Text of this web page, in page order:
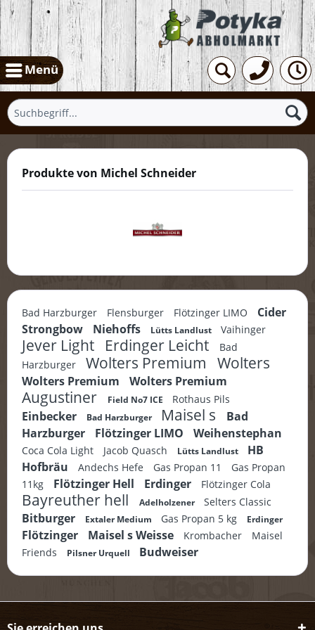
Menü
Produkte von Michel Schneider
Bad Harzburger Flensburger Flötzinger LIMO
Cider
Strongbow
Niehoffs Lütts Landlust Vaihinger
Jever Light Erdinger Leicht
Bad
Harzburger
Wolters Premium Wolters
Wolters Premium Wolters Premium
Augustiner Field No7 ICE Rothaus Pils
Einbecker Bad Harzburger Maisel s
Bad
Harzburger
Flötzinger LIMO Weihenstephan
Coca Cola Light Jacob Quasch Lütts Landlust
HB
Hofbräu
Andechs Hefe Gas Propan 11
Gas Propan
11kg
Flötzinger Hell Erdinger Flötzinger Cola
Bayreuther hell Adelholzener Selters Classic
Bitburger Extaler Medium Gas Propan 5 kg Erdinger
Flötzinger Maisel s Weisse Krombacher
Maisel
Friends
Pilsner Urquell Budweiser